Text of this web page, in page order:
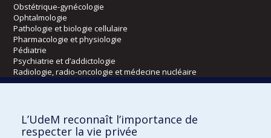
Obstétrique-gynécologie
Ophtalmologie
Pathologie et biologie cellulaire
Pharmacologie et physiologie
Pédiatrie
Psychiatrie et d’addictologie
Radiologie, radio-oncologie et médecine nucléaire
Écoles
Kinésiologie et des sciences de l’activité physique
L’UdeM reconnaît l’importance de
respecter la vie privée